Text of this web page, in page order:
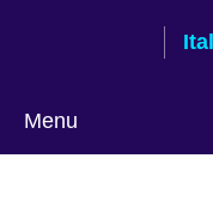
Menu